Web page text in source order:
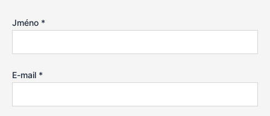
Jméno *
E-mail *